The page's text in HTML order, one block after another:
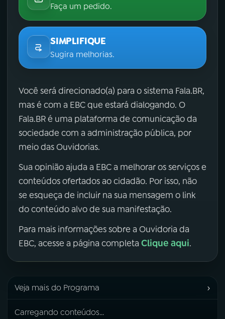
Faça um pedido.
SIMPLIFIQUE
Sugira melhorias.
Você será direcionado(a) para o sistema Fala.BR,
mas é com a EBC que estará dialogando. O
Fala.BR é uma plataforma de comunicação da
sociedade com a administração pública, por
meio das Ouvidorias.
Sua opinião ajuda a EBC a melhorar os serviços e
conteúdos ofertados ao cidadão. Por isso, não
se esqueça de incluir na sua mensagem o link
do conteúdo alvo de sua manifestação.
Para mais informações sobre a Ouvidoria da
EBC, acesse a página completa Clique aqui.
Veja mais do Programa ›
Carregando conteúdos...